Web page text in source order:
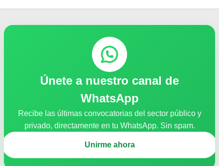
Únete a nuestro canal de
WhatsApp
Recibe las últimas convocatorias del sector público y
privado, directamente en tu WhatsApp. Sin spam.
Unirme ahora